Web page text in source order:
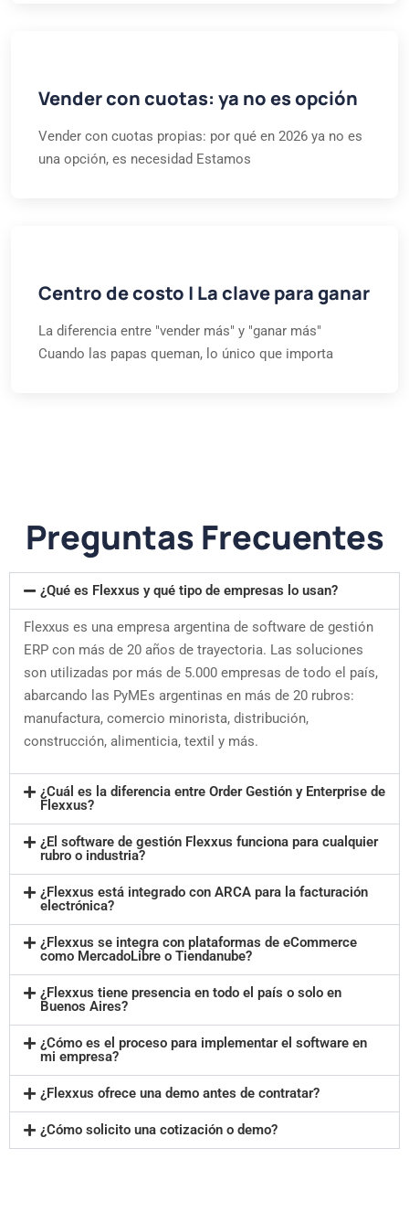
Vender con cuotas: ya no es opción
Vender con cuotas propias: por qué en 2026 ya no es
una opción, es necesidad Estamos
Centro de costo | La clave para ganar
La diferencia entre "vender más" y "ganar más"
Cuando las papas queman, lo único que importa
Preguntas Frecuentes
¿Qué es Flexxus y qué tipo de empresas lo usan?
Flexxus es una empresa argentina de software de gestión
ERP con más de 20 años de trayectoria. Las soluciones
son utilizadas por más de 5.000 empresas de todo el país,
abarcando las PyMEs argentinas en más de 20 rubros:
manufactura, comercio minorista, distribución,
construcción, alimenticia, textil y más.
¿Cuál es la diferencia entre Order Gestión y Enterprise de
Flexxus?
¿El software de gestión Flexxus funciona para cualquier
rubro o industria?
¿Flexxus está integrado con ARCA para la facturación
electrónica?
¿Flexxus se integra con plataformas de eCommerce
como MercadoLibre o Tiendanube?
¿Flexxus tiene presencia en todo el país o solo en
Buenos Aires?
¿Cómo es el proceso para implementar el software en
mi empresa?
¿Flexxus ofrece una demo antes de contratar?
¿Cómo solicito una cotización o demo?